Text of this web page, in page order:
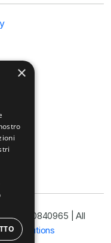
11090840965 | All
Nyx Solutions
×